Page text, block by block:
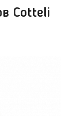
Cotteli